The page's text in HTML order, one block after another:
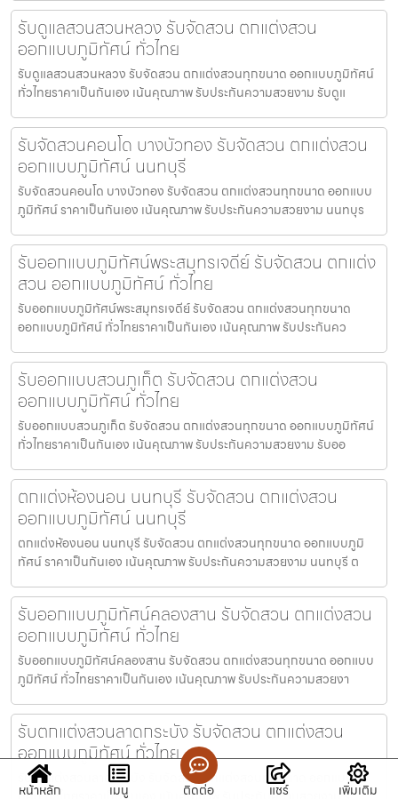
รับดูแลสวนสวนหลวง รับจัดสวน ตกแต่งสวน
ออกแบบภูมิทัศน์ ทั่วไทย
รับดูแลสวนสวนหลวง รับจัดสวน ตกแต่งสวนทุกขนาด ออกแบบภูมิทัศน์
ทั่วไทยราคาเป็นกันเอง เน้นคุณภาพ รับประกันความสวยงาม รับดูแ
รับจัดสวนคอนโด บางบัวทอง รับจัดสวน ตกแต่งสวน
ออกแบบภูมิทัศน์ นนทบุรี
รับจัดสวนคอนโด บางบัวทอง รับจัดสวน ตกแต่งสวนทุกขนาด ออกแบบ
ภูมิทัศน์ ราคาเป็นกันเอง เน้นคุณภาพ รับประกันความสวยงาม นนทบุร
รับออกแบบภูมิทัศน์พระสมุทรเจดีย์ รับจัดสวน ตกแต่ง
สวน ออกแบบภูมิทัศน์ ทั่วไทย
รับออกแบบภูมิทัศน์พระสมุทรเจดีย์ รับจัดสวน ตกแต่งสวนทุกขนาด
ออกแบบภูมิทัศน์ ทั่วไทยราคาเป็นกันเอง เน้นคุณภาพ รับประกันคว
รับออกแบบสวนภูเก็ต รับจัดสวน ตกแต่งสวน
ออกแบบภูมิทัศน์ ทั่วไทย
รับออกแบบสวนภูเก็ต รับจัดสวน ตกแต่งสวนทุกขนาด ออกแบบภูมิทัศน์
ทั่วไทยราคาเป็นกันเอง เน้นคุณภาพ รับประกันความสวยงาม รับออ
ตกแต่งห้องนอน นนทบุรี รับจัดสวน ตกแต่งสวน
ออกแบบภูมิทัศน์ นนทบุรี
ตกแต่งห้องนอน นนทบุรี รับจัดสวน ตกแต่งสวนทุกขนาด ออกแบบภูมิ
ทัศน์ ราคาเป็นกันเอง เน้นคุณภาพ รับประกันความสวยงาม นนทบุรี ต
รับออกแบบภูมิทัศน์คลองสาน รับจัดสวน ตกแต่งสวน
ออกแบบภูมิทัศน์ ทั่วไทย
รับออกแบบภูมิทัศน์คลองสาน รับจัดสวน ตกแต่งสวนทุกขนาด ออกแบบ
ภูมิทัศน์ ทั่วไทยราคาเป็นกันเอง เน้นคุณภาพ รับประกันความสวยงา
รับตกแต่งสวนลาดกระบัง รับจัดสวน ตกแต่งสวน
ออกแบบภูมิทัศน์ ทั่วไทย
รับตกแต่งสวนลาดกระบัง รับจัดสวน ตกแต่งสวนทุกขนาด ออกแบบภูมิ
หน้าหลัก เมนู ติดต่อ แชร์ เพิ่มเติม